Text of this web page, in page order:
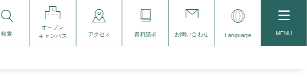
検索
オープン
キャンパス アクセス 資料請求 お問い合わせ Language MENU